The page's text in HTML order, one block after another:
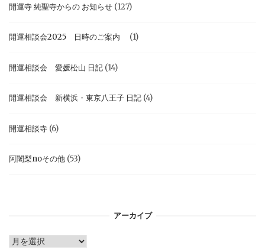
開運寺 純聖寺からの お知らせ (127)
開運相談会2025 日時のご案内 (1)
開運相談会 愛媛松山 日記 (14)
開運相談会 新横浜・東京八王子 日記 (4)
開運相談寺 (6)
阿闍梨noその他 (53)
アーカイブ
ア